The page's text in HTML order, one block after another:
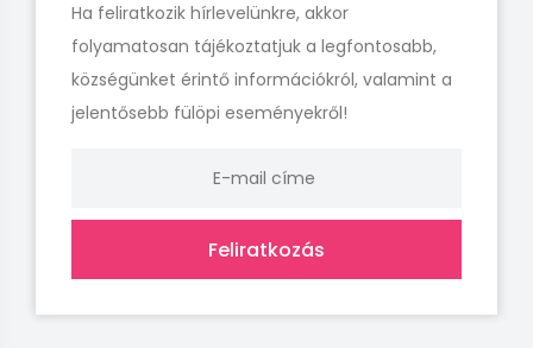
Ha feliratkozik hírlevelünkre, akkor
folyamatosan tájékoztatjuk a legfontosabb,
községünket érintő információkról, valamint a
jelentősebb fülöpi eseményekről!
Feliratkozás